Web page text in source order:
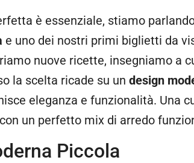
è essenziale, stiamo
e uno dei nostri primi biglietti da
nuove ricette, insegniamo a
la scelta ricade su un design
eleganza e funzionalità. Una
un perfetto mix di arredo
Piccola